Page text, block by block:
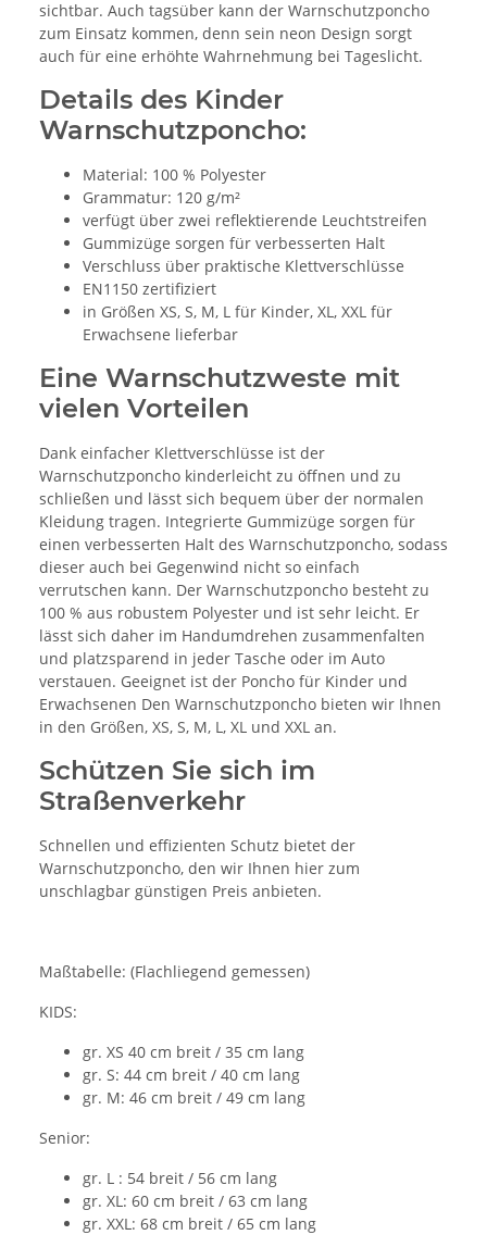
sichtbar. Auch tagsüber kann der Warnschutzponcho
zum Einsatz kommen, denn sein neon Design sorgt
auch für eine erhöhte Wahrnehmung bei Tageslicht.
Details des Kinder
Warnschutzponcho:
Material: 100 % Polyester
Grammatur: 120 g/m²
verfügt über zwei reflektierende Leuchtstreifen
Gummizüge sorgen für verbesserten Halt
Verschluss über praktische Klettverschlüsse
EN1150 zertifiziert
in Größen XS, S, M, L für Kinder, XL, XXL für
Erwachsene lieferbar
Eine Warnschutzweste mit
vielen Vorteilen
Dank einfacher Klettverschlüsse ist der
Warnschutzponcho kinderleicht zu öffnen und zu
schließen und lässt sich bequem über der normalen
Kleidung tragen. Integrierte Gummizüge sorgen für
einen verbesserten Halt des Warnschutzponcho, sodass
dieser auch bei Gegenwind nicht so einfach
verrutschen kann. Der Warnschutzponcho besteht zu
100 % aus robustem Polyester und ist sehr leicht. Er
lässt sich daher im Handumdrehen zusammenfalten
und platzsparend in jeder Tasche oder im Auto
verstauen. Geeignet ist der Poncho für Kinder und
Erwachsenen Den Warnschutzponcho bieten wir Ihnen
in den Größen, XS, S, M, L, XL und XXL an.
Schützen Sie sich im
Straßenverkehr
Schnellen und effizienten Schutz bietet der
Warnschutzponcho, den wir Ihnen hier zum
unschlagbar günstigen Preis anbieten.
Maßtabelle: (Flachliegend gemessen)
KIDS:
gr. XS 40 cm breit / 35 cm lang
gr. S: 44 cm breit / 40 cm lang
gr. M: 46 cm breit / 49 cm lang
Senior:
gr. L : 54 breit / 56 cm lang
gr. XL: 60 cm breit / 63 cm lang
gr. XXL: 68 cm breit / 65 cm lang